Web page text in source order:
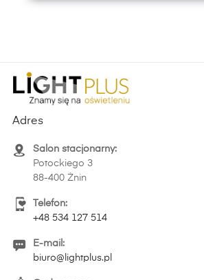
Adres
Salon stacjonarny:
Potockiego 3
88-400 Żnin
Telefon:
+48 534 127 514
E-mail:
biuro@lightplus.pl